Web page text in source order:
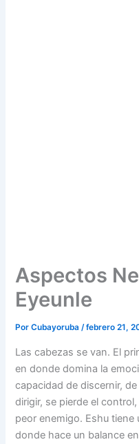
Aspectos
Eyeunle
PorCubayoruba/febrero 21,
Las cabezas se van. El
en donde domina la
capacidad de discernir,
dirigir, se pierde el
peor enemigo. Eshu
donde hace un balance